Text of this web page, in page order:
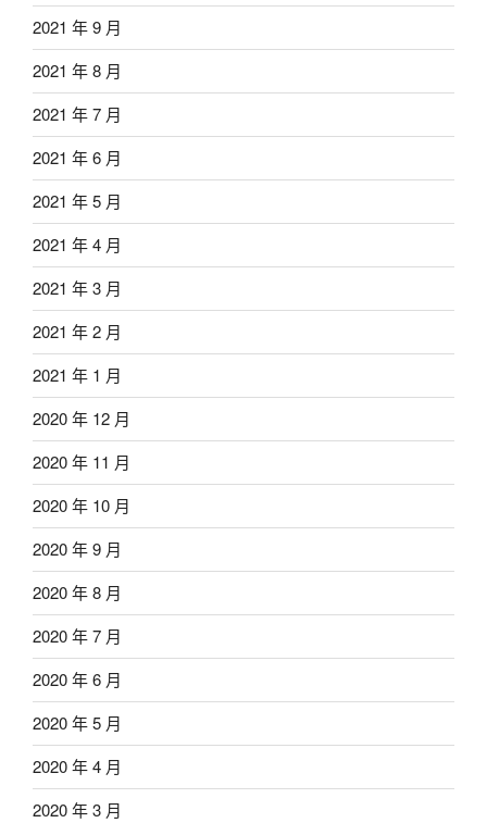
2021 年 9 月
2021 年 8 月
2021 年 7 月
2021 年 6 月
2021 年 5 月
2021 年 4 月
2021 年 3 月
2021 年 2 月
2021 年 1 月
2020 年 12 月
2020 年 11 月
2020 年 10 月
2020 年 9 月
2020 年 8 月
2020 年 7 月
2020 年 6 月
2020 年 5 月
2020 年 4 月
2020 年 3 月